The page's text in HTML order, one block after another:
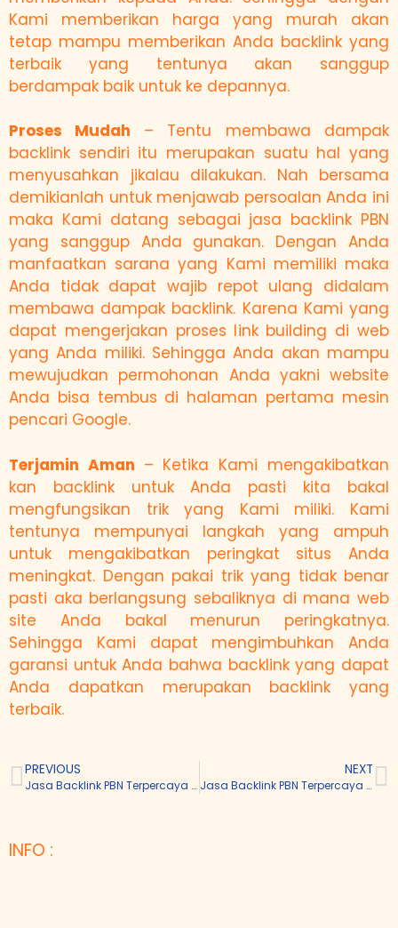
Kami memberikan harga yang murah akan
tetap mampu memberikan Anda backlink yang
terbaik yang tentunya akan sanggup
berdampak baik untuk ke depannya.
Proses Mudah – Tentu membawa dampak
backlink sendiri itu merupakan suatu hal yang
menyusahkan jikalau dilakukan. Nah bersama
demikianlah untuk menjawab persoalan Anda ini
maka Kami datang sebagai jasa backlink PBN
yang sanggup Anda gunakan. Dengan Anda
manfaatkan sarana yang Kami memiliki maka
Anda tidak dapat wajib repot ulang didalam
membawa dampak backlink. Karena Kami yang
dapat mengerjakan proses link building di web
yang Anda miliki. Sehingga Anda akan mampu
mewujudkan permohonan Anda yakni website
Anda bisa tembus di halaman pertama mesin
pencari Google.
Terjamin Aman – Ketika Kami mengakibatkan
kan backlink untuk Anda pasti kita bakal
mengfungsikan trik yang Kami miliki. Kami
tentunya mempunyai langkah yang ampuh
untuk mengakibatkan peringkat situs Anda
meningkat. Dengan pakai trik yang tidak benar
pasti aka berlangsung sebaliknya di mana web
site Anda bakal menurun peringkatnya.
Sehingga Kami dapat mengimbuhkan Anda
garansi untuk Anda bahwa backlink yang dapat
Anda dapatkan merupakan backlink yang
terbaik.
PREVIOUS
Jasa Backlink PBN Terpercaya di Demak
NEXT
Jasa Backlink PBN Terpercaya di Banda Aceh
INFO :